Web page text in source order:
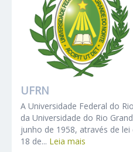
UFRN
A Universidade Federal do
da Universidade do Rio
junho de 1958, através de
18 de... Leia mais